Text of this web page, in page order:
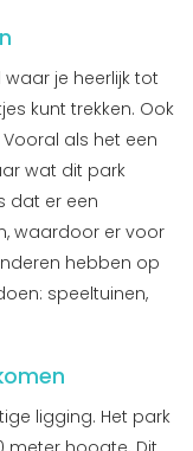
je heerlijk tot
kunt trekken. Ook
als het een
wat dit park
dat er een
waardoor er voor
hebben op
speeltuinen,
ligging. Het park